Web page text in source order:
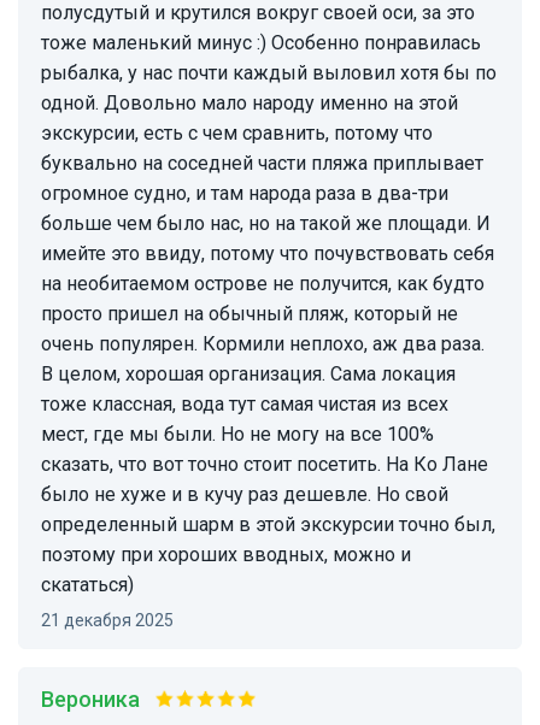
полусдутый и крутился вокруг своей оси, за это
тоже маленький минус :) Особенно понравилась
рыбалка, у нас почти каждый выловил хотя бы по
одной. Довольно мало народу именно на этой
экскурсии, есть с чем сравнить, потому что
буквально на соседней части пляжа приплывает
огромное судно, и там народа раза в два-три
больше чем было нас, но на такой же площади. И
имейте это ввиду, потому что почувствовать себя
на необитаемом острове не получится, как будто
просто пришел на обычный пляж, который не
очень популярен. Кормили неплохо, аж два раза.
В целом, хорошая организация. Сама локация
тоже классная, вода тут самая чистая из всех
мест, где мы были. Но не могу на все 100%
сказать, что вот точно стоит посетить. На Ко Лане
было не хуже и в кучу раз дешевле. Но свой
определенный шарм в этой экскурсии точно был,
поэтому при хороших вводных, можно и
скататься)
21 декабря 2025
Вероника